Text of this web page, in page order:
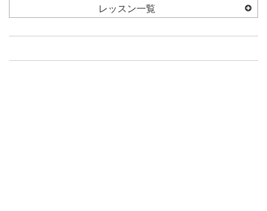
レッスン一覧